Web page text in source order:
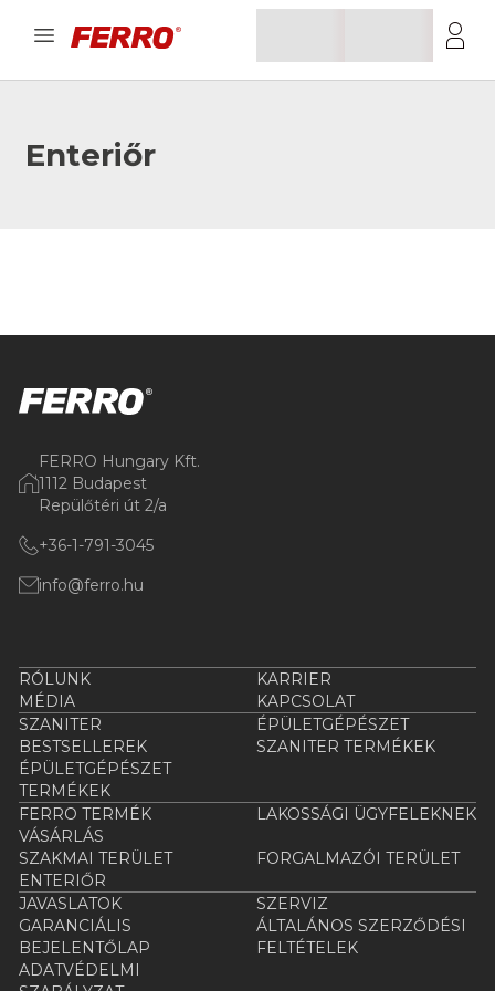
Enteriőr
FERRO Hungary Kft.
1112 Budapest
Repülőtéri út 2/a
+36-1-791-3045
info@ferro.hu
RÓLUNK
KARRIER
MÉDIA
KAPCSOLAT
SZANITER
ÉPÜLETGÉPÉSZET
BESTSELLEREK
SZANITER TERMÉKEK
ÉPÜLETGÉPÉSZET
TERMÉKEK
FERRO TERMÉK
VÁSÁRLÁS
LAKOSSÁGI ÜGYFELEKNEK
SZAKMAI TERÜLET
FORGALMAZÓI TERÜLET
ENTERIŐR
JAVASLATOK
SZERVIZ
GARANCIÁLIS
BEJELENTŐLAP
ÁLTALÁNOS SZERZŐDÉSI
FELTÉTELEK
ADATVÉDELMI